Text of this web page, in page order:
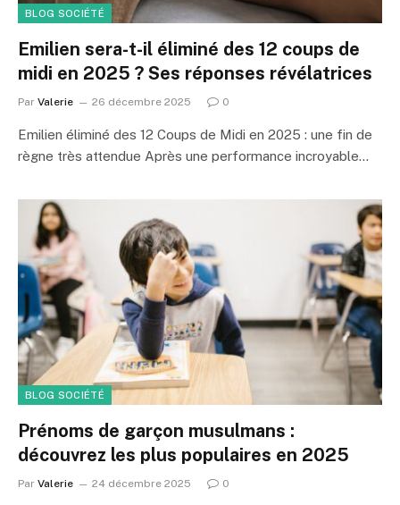
BLOG SOCIÉTÉ
Emilien sera-t-il éliminé des 12 coups de
midi en 2025 ? Ses réponses révélatrices
Par Valerie 26 décembre 2025 0
Emilien éliminé des 12 Coups de Midi en 2025 : une fin de
règne très attendue Après une performance incroyable…
BLOG SOCIÉTÉ
Prénoms de garçon musulmans :
découvrez les plus populaires en 2025
Par Valerie 24 décembre 2025 0